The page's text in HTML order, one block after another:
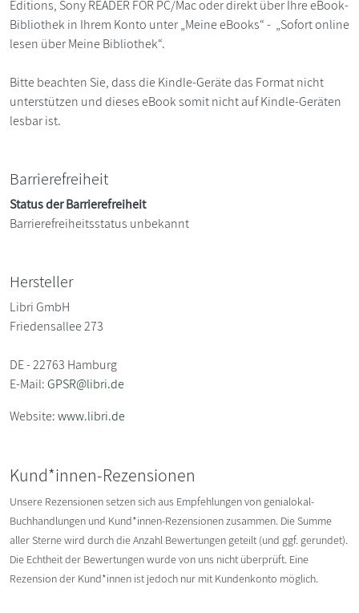
Editions, Sony READER FOR PC/Mac oder direkt über Ihre eBook-
Bibliothek in Ihrem Konto unter „Meine eBooks“ - „Sofort online
lesen über Meine Bibliothek“.
Bitte beachten Sie, dass die Kindle-Geräte das Format nicht
unterstützen und dieses eBook somit nicht auf Kindle-Geräten
lesbar ist.
Barrierefreiheit
Status der Barrierefreiheit
Barrierefreiheitsstatus unbekannt
Hersteller
Libri GmbH
Friedensallee 273
DE - 22763 Hamburg
E-Mail:GPSR@libri.de
Website:www.libri.de
Kund*innen-Rezensionen
Unsere Rezensionen setzen sich aus Empfehlungen von genialokal-
Buchhandlungen und Kund*innen-Rezensionen zusammen. Die Summe
aller Sterne wird durch die Anzahl Bewertungen geteilt (und ggf. gerundet).
Die Echtheit der Bewertungen wurde von uns nicht überprüft. Eine
Rezension der Kund*innen ist jedoch nur mit Kundenkonto möglich.